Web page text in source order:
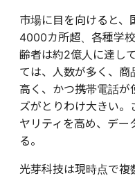
市場に目を向けると、
4000カ所超、各種学
齢者は約2億人に達し
ては、人数が多く、
高く、かつ携帯電話が
ズがとりわけ大きい
ヤリティを高め、デー
る。
光芽科技は現時点で